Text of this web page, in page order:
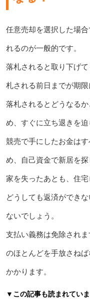
任意売却を選択した場
れるのが一般的です。
落札されると取り下げ
札される前日までが期限
落札されるとどうなる
め、すぐに立ち退きを迫
競売で手にしたお金は
め、自己資金で新居を探
家を失ったあとも、住宅
どうしても返済ができ
ないでしょう。
支払い義務は免除され
のほとんどを手放さね
かかります。
▼この記事も読まれてい